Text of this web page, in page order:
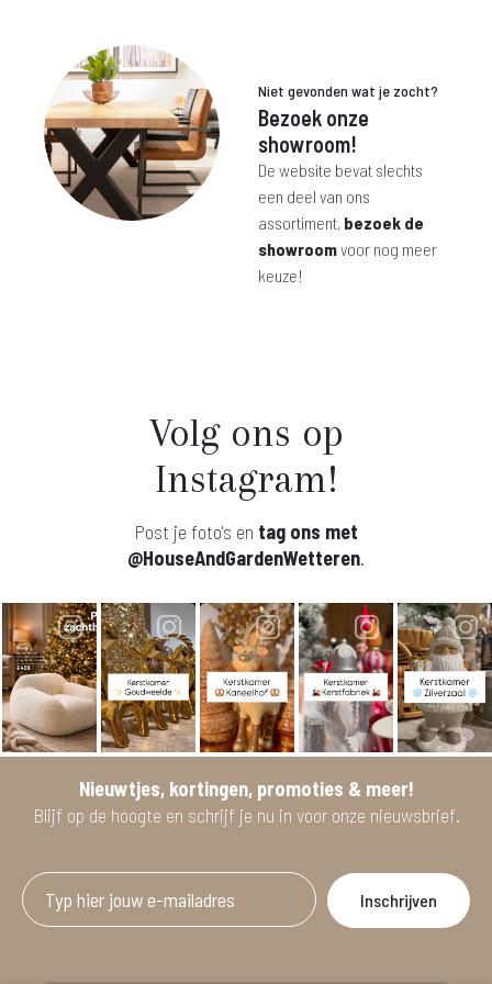
Niet gevonden wat je zocht?
Bezoek onze
showroom!
De website bevat slechts
een deel van ons
assortiment, bezoek de
showroomvoor nog meer
keuze!
Volg ons op
Instagram!
Post je foto's en tag ons met
@HouseAndGardenWetteren.
Nieuwtjes, kortingen, promoties & meer!
Blijf op de hoogte en schrijf je nu in voor onze nieuwsbrief.